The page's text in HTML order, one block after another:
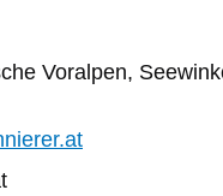
Voralpen,